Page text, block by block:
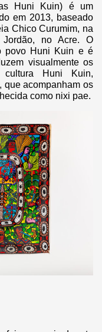
Huni Kuin) é um
em 2013, baseado
Chico Curumim, na
no Acre. O
povo Huni Kuin e é
visualmente os
Huni Kuin,
que acompanham os
como nixi pae.